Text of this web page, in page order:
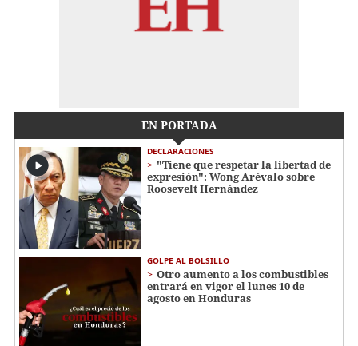
EN PORTADA
DECLARACIONES
"Tiene que respetar la libertad de
expresión": Wong Arévalo sobre
Roosevelt Hernández
GOLPE AL BOLSILLO
Otro aumento a los combustibles
entrará en vigor el lunes 10 de
agosto en Honduras